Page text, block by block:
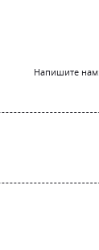
Напишите нам: